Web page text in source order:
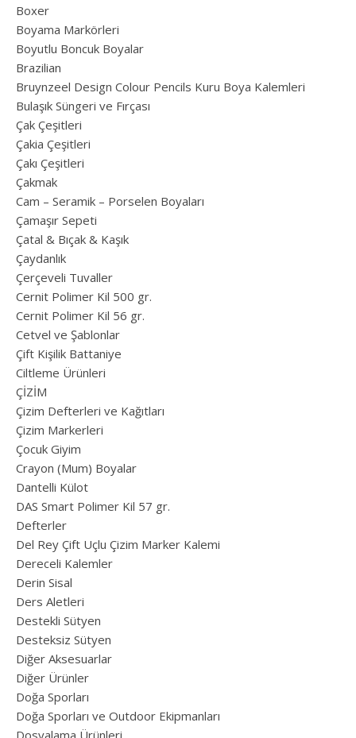
Boxer
Boyama Markörleri
Boyutlu Boncuk Boyalar
Brazilian
Bruynzeel Design Colour Pencils Kuru Boya Kalemleri
Bulaşık Süngeri ve Fırçası
Çak Çeşitleri
Çakia Çeşitleri
Çakı Çeşitleri
Çakmak
Cam – Seramik – Porselen Boyaları
Çamaşır Sepeti
Çatal & Bıçak & Kaşık
Çaydanlık
Çerçeveli Tuvaller
Cernit Polimer Kil 500 gr.
Cernit Polimer Kil 56 gr.
Cetvel ve Şablonlar
Çift Kişilik Battaniye
Ciltleme Ürünleri
ÇİZİM
Çizim Defterleri ve Kağıtları
Çizim Markerleri
Çocuk Giyim
Crayon (Mum) Boyalar
Dantelli Külot
DAS Smart Polimer Kil 57 gr.
Defterler
Del Rey Çift Uçlu Çizim Marker Kalemi
Dereceli Kalemler
Derin Sisal
Ders Aletleri
Destekli Sütyen
Desteksiz Sütyen
Diğer Aksesuarlar
Diğer Ürünler
Doğa Sporları
Doğa Sporları ve Outdoor Ekipmanları
Dosyalama Ürünleri